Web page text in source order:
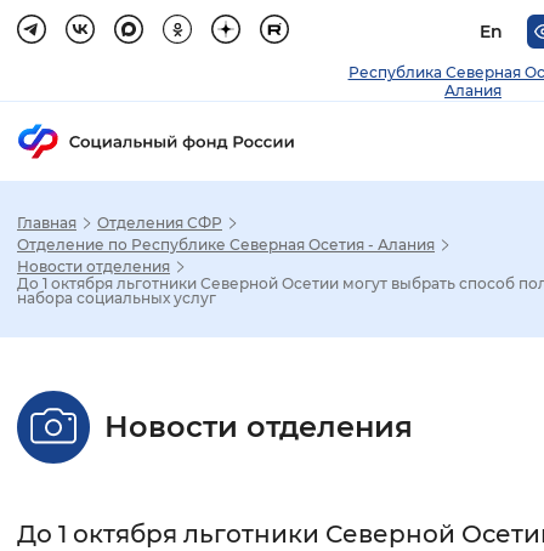
En
Республика Северная
Алания
Настройка режима отображения
Стандартный
Без засечек С засечками
Главная
Отделения СФР
Отделение по Республике Северная Осетия - Алания
Новости отделения
До 1 октября льготники Северной Осетии могут выбрать способ
набора социальных услуг
Новости отделения
До 1 октября льготники Северной